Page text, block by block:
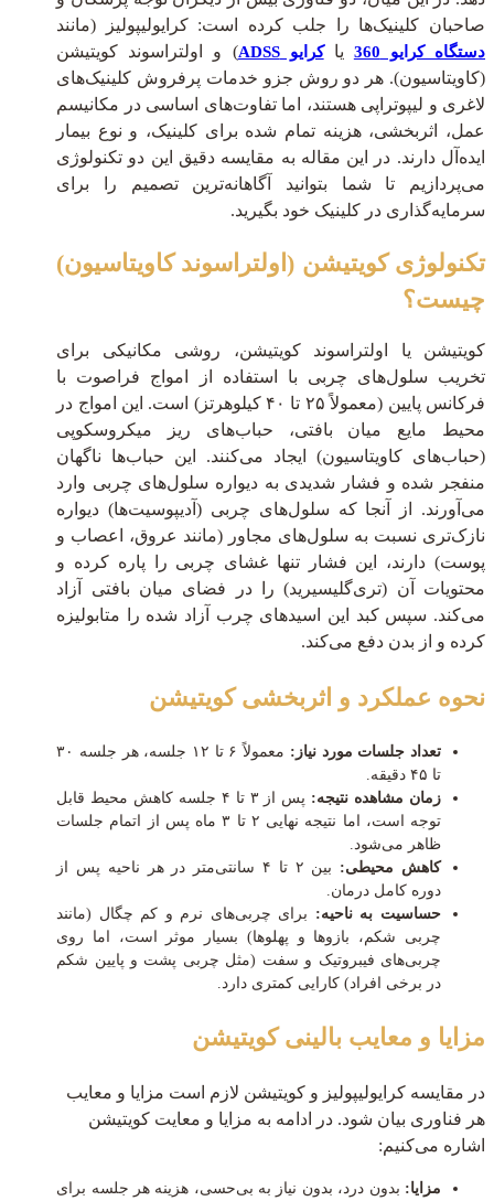
صاحبان کلینیک‌ها را جلب کرده است: کرایولیپولیز (مانند
دستگاه کرایو 360 یاکرایو ADSS
) و اولتراسوند کویتیشن
(کاویتاسیون). هر دو روش جزو خدمات پرفروش کلینیک‌های
لاغری و لیپوتراپی هستند، اما تفاوت‌های اساسی در مکانیسم
عمل، اثربخشی، هزینه تمام شده برای کلینیک، و نوع بیمار
ایده‌آل دارند. در این مقاله به مقایسه دقیق این دو تکنولوژی
می‌پردازیم تا شما بتوانید آگاهانه‌ترین تصمیم را برای
سرمایه‌گذاری در کلینیک خود بگیرید.
تکنولوژی کویتیشن (اولتراسوند کاویتاسیون)
چیست؟
کویتیشن یا اولتراسوند کویتیشن، روشی مکانیکی برای
تخریب سلول‌های چربی با استفاده از امواج فراصوت با
فرکانس پایین (معمولاً ۲۵ تا ۴۰ کیلوهرتز) است. این امواج در
محیط مایع میان بافتی، حباب‌های ریز میکروسکوپی
(حباب‌های کاویتاسیون) ایجاد می‌کنند. این حباب‌ها ناگهان
منفجر شده و فشار شدیدی به دیواره سلول‌های چربی وارد
می‌آورند. از آنجا که سلول‌های چربی (آدیپوسیت‌ها) دیواره
نازک‌تری نسبت به سلول‌های مجاور (مانند عروق، اعصاب و
پوست) دارند، این فشار تنها غشای چربی را پاره کرده و
محتویات آن (تری‌گلیسیرید) را در فضای میان بافتی آزاد
می‌کند. سپس کبد این اسیدهای چرب آزاد شده را متابولیزه
کرده و از بدن دفع می‌کند.
نحوه عملکرد و اثربخشی کویتیشن
تعداد جلسات مورد نیاز:
معمولاً ۶ تا ۱۲ جلسه، هر جلسه ۳۰
تا ۴۵ دقیقه.
زمان مشاهده نتیجه:
پس از ۳ تا ۴ جلسه کاهش محیط قابل
توجه است، اما نتیجه نهایی ۲ تا ۳ ماه پس از اتمام جلسات
ظاهر می‌شود.
کاهش محیطی:
بین ۲ تا ۴ سانتی‌متر در هر ناحیه پس از
دوره کامل درمان.
حساسیت به ناحیه: برای چربی‌های نرم و کم چگال (مانند
چربی شکم، بازوها و پهلوها) بسیار موثر است، اما روی
چربی‌های فیبروتیک و سفت (مثل چربی پشت و پایین شکم
در برخی افراد) کارایی کمتری دارد.
مزایا و معایب بالینی کویتیشن
در مقایسه کرایولیپولیز و کویتیشن لازم است مزایا و معایب
هر فناوری بیان شود. در ادامه به مزایا و معایت کویتیشن
اشاره می‌کنیم:
مزایا: بدون درد، بدون نیاز به بی‌حسی، هزینه هر جلسه برای